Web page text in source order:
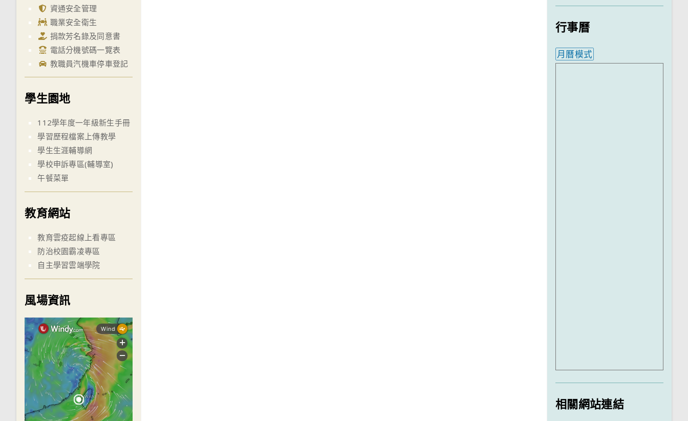
資通安全管理
職業安全衛生
捐款芳名錄及同意書
電話分機號碼一覽表
教職員汽機車停車登記
學生園地
112學年度一年級新生手冊
學習歷程檔案上傳教學
學生生涯輔導網
學校申訴專區(輔導室)
午餐菜單
教育網站
教育雲疫起線上看專區
防治校園霸凌專區
自主學習雲端學院
風場資訊
行事曆
月曆模式
相關網站連結